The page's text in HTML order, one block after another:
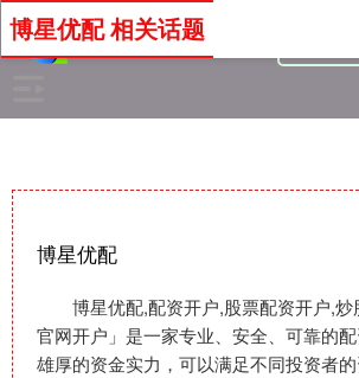
博星优配
博星优配,配资开户,股票配资开户,
官网开户」是一家专业、安全、可靠的
雄厚的资金实力，可以满足不同投资者
博星优配 相关话题